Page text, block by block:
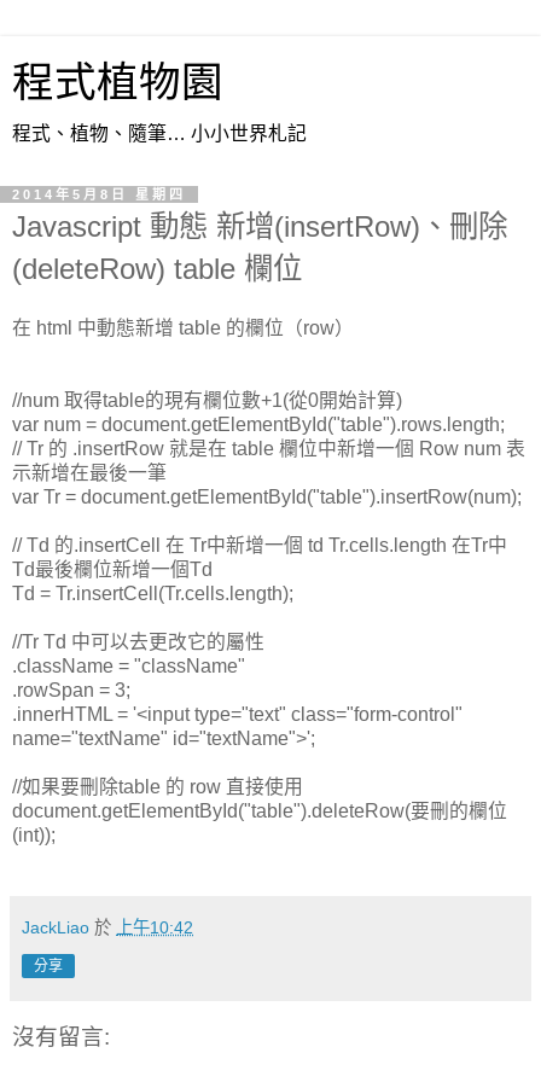
程式植物園
程式、植物、隨筆… 小小世界札記
2014年5月8日 星期四
Javascript 動態 新增(insertRow)、刪除
(deleteRow) table 欄位
在 html 中動態新增 table 的欄位（row）
//num 取得table的現有欄位數+1(從0開始計算)
var num = document.getElementById("table").rows.length;
// Tr 的 .insertRow 就是在 table 欄位中新增一個 Row num 表
示新增在最後一筆
var Tr = document.getElementById("table").insertRow(num);
// Td 的.insertCell 在 Tr中新增一個 td Tr.cells.length 在Tr中
Td最後欄位新增一個Td
Td = Tr.insertCell(Tr.cells.length);
//Tr Td 中可以去更改它的屬性
.className = "className"
.rowSpan = 3;
.innerHTML = '<input type="text" class="form-control"
name="textName" id="textName">';
//如果要刪除table 的 row 直接使用
document.getElementById("table").deleteRow(要刪的欄位
(int));
JackLiao 於 上午10:42
分享
沒有留言: